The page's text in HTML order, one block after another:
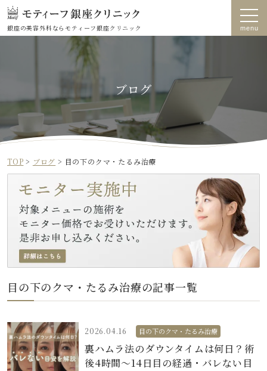
銀座の美容外科なら モティーフ銀座クリニック
ブログ
TOP > ブログ > 目の下のクマ・たるみ治療
目の下のクマ・たるみ治療の記事一覧
2026.04.16 目の下のクマ・たるみ治療
裏ハムラ法のダウンタイムは何日？術
後4時間〜14日目の経過・バレない目